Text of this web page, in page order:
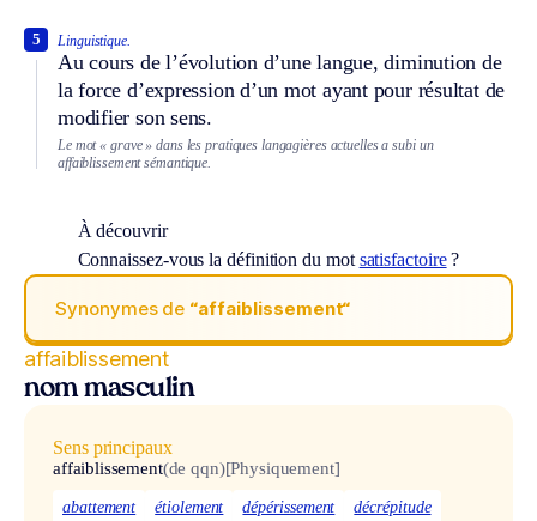
Linguistique.
Au cours de l’évolution d’une langue, diminution de
la force d’expression d’un mot ayant pour résultat de
modifier son sens.
5
Le mot « grave » dans les pratiques langagières actuelles a subi un
affaiblissement sémantique.
À découvrir
Connaissez-vous la définition du mot satisfactoire?
Synonymes de “affaiblissement“
affaiblissement
nom masculin
Sens principaux
affaiblissement(de qqn)[Physiquement]
abattement étiolement dépérissement
décrépitude